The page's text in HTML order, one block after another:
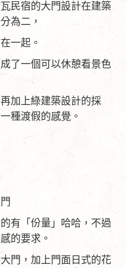
民宿的大門設計在建築
為二，
一起。
了一個可以休憩看景色
加上綠建築設計的採
種渡假的感覺。
有「份量」哈哈，不過
的要求。
門，加上門面日式的花